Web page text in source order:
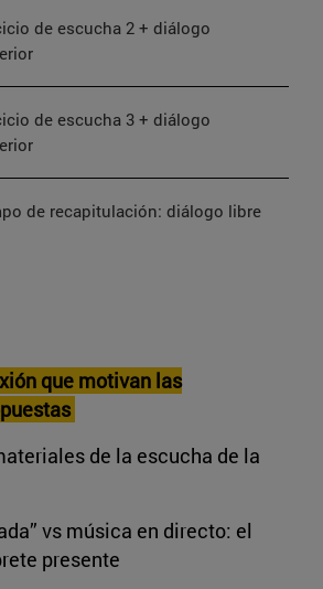
de escucha 2 + diálogo
de escucha 3 + diálogo
de recapitulación: diálogo libre
que motivan las
de la escucha de la
vs música en directo: el
presente